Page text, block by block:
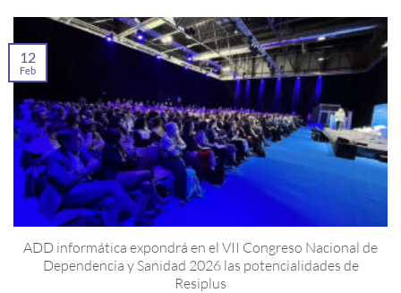
ADD informática expondrá en el VII Congreso Nacional de
Dependencia y Sanidad 2026 las potencialidades de
Resiplus
12
Feb